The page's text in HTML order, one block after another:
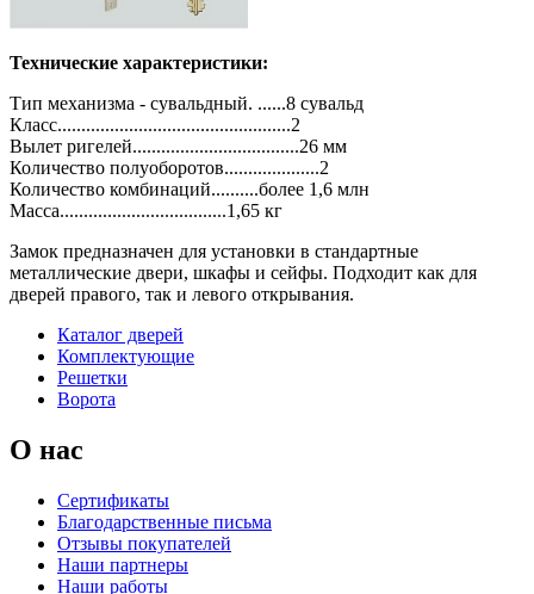
Технические характеристики:
Тип механизма - сувальдный. ......8 сувальд
Класс.................................................2
Вылет ригелей...................................26 мм
Количество полуоборотов....................2
Количество комбинаций..........более 1,6 млн
Масса...................................1,65 кг
Замок предназначен для установки в стандартные
металлические двери, шкафы и сейфы. Подходит как для
дверей правого, так и левого открывания.
Каталог дверей
Комплектующие
Решетки
Ворота
О нас
Сертификаты
Благодарственные письма
Отзывы покупателей
Наши партнеры
Наши работы